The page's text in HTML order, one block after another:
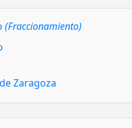
(Fraccionamiento)
Zaragoza